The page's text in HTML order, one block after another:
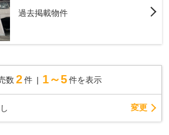
過去掲載物件
数 2 件 1～5 件を表示
変更